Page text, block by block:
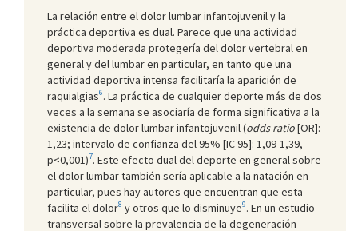
La relación entre el dolor lumbar infantojuvenil y la
práctica deportiva es dual. Parece que una actividad
deportiva moderada protegería del dolor vertebral en
general y del lumbar en particular, en tanto que una
actividad deportiva intensa facilitaría la aparición de
raquialgias6. La práctica de cualquier deporte más de dos
veces a la semana se asociaría de forma significativa a la
existencia de dolor lumbar infantojuvenil (odds ratio[OR]:
1,23; intervalo de confianza del 95% [IC 95]: 1,09-1,39,
p<0,001)7. Este efecto dual del deporte en general sobre
el dolor lumbar también sería aplicable a la natación en
particular, pues hay autores que encuentran que esta
facilita el dolor8 y otros que lo disminuye9. En un estudio
transversal sobre la prevalencia de la degeneración